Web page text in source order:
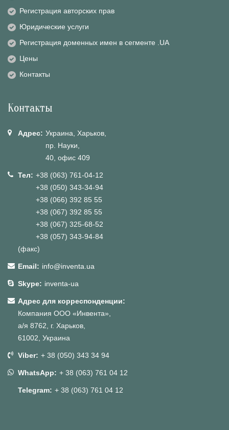
Регистрация авторских прав
Юридические услуги
Регистрация доменных имен в сегменте .UA
Цены
Контакты
Контакты
Адрес: Украина, Харьков,
пр. Науки,
40, офис 409
Тел: +38 (063) 761-04-12
+38 (050) 343-34-94
+38 (066) 392 85 55
+38 (067) 392 85 55
+38 (067) 325-68-52
+38 (057) 343-94-84
(факс)
Email: info@inventa.ua
Skype: inventa-ua
Адрес для корреспонденции:
Компания ООО «Инвента»,
а/я 8762, г. Харьков,
61002, Украина
Viber: + 38 (050) 343 34 94
WhatsApp: + 38 (063) 761 04 12
Telegram: + 38 (063) 761 04 12